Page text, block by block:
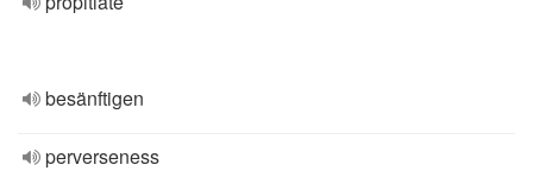
besänftigen
perverseness